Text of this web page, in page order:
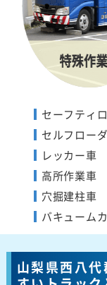
セーフティ
セルフロー
レッカー車
高所作業車
穴掘建柱車
バキューム
山梨県西八